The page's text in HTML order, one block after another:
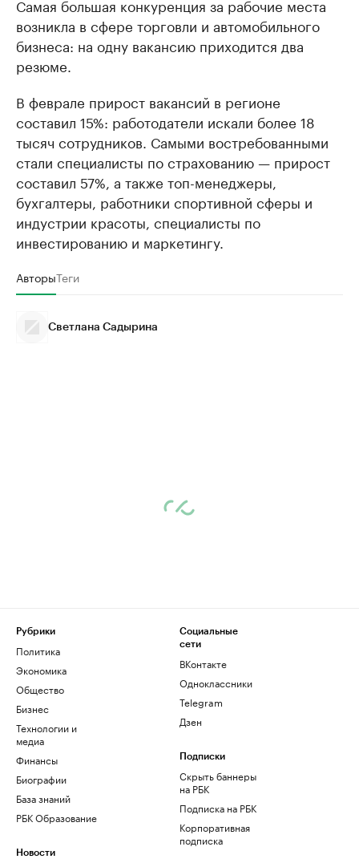
Самая большая конкуренция за рабочие места
возникла в сфере торговли и автомобильного
бизнеса: на одну вакансию приходится два
резюме.
В феврале прирост вакансий в регионе
составил 15%: работодатели искали более 18
тысяч сотрудников. Самыми востребованными
стали специалисты по страхованию — прирост
составил 57%, а также топ-менеджеры,
бухгалтеры, работники спортивной сферы и
индустрии красоты, специалисты по
инвестированию и маркетингу.
АвторыТеги
Светлана Садырина
Рубрики
Политика
Экономика
Общество
Бизнес
Технологии и
медиа
Финансы
Биографии
База знаний
РБК Образование
Новости
Социальные
сети
ВКонтакте
Одноклассники
Telegram
Дзен
Подписки
Скрыть баннеры
на РБК
Подписка на РБК
Корпоративная
подписка